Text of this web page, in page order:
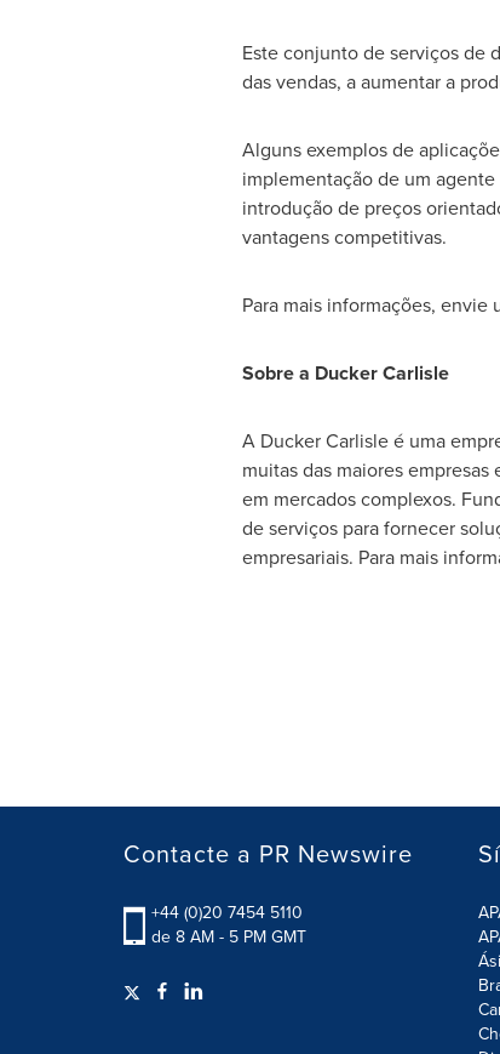
Este conjunto de serviços de
das vendas, a aumentar a
Alguns exemplos de
implementação de um
introdução de preços
vantagens competitivas.
Para mais informações, envie
Sobre a Ducker Carlisle
A Ducker Carlisle é uma
muitas das maiores
em mercados complexos.
de serviços para fornecer
empresariais. Para mais
Contacte a PR Newswire
+44 (0)20 7454 5110
de 8 AM - 5 PM GMT